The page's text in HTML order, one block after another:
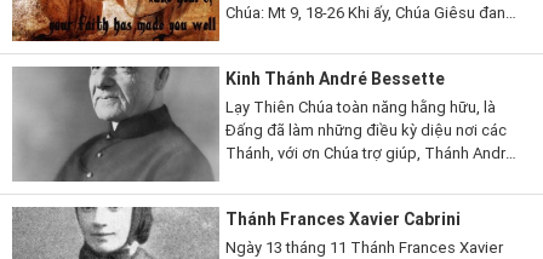
Chúa: Mt 9, 18-26 Khi ấy, Chúa Giêsu đang
mà thưa...
Kinh Thánh André Bessette
Lạy Thiên Chúa toàn năng hằng hữu, là
Đấng đã làm những điều kỳ diệu nơi các
Thánh, với ơn Chúa trợ giúp, Thánh André
sống nghèo khó và khiêm nhường, nên...
Thánh Frances Xavier Cabrini
Ngày 13 tháng 11 Thánh Frances Xavier